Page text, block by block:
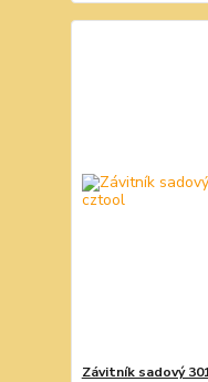
Závitník sadový